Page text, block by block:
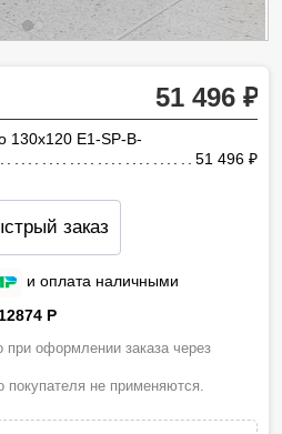
51 496
130х120 E1-SP-B-
51 496
заказ
и оплата наличными
P
оформлении заказа через
покупателя не применяются.